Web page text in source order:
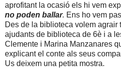
aprofitant la ocasió els hi vem
no poden ballar. Ens ho vem
Des de la biblioteca volem agrair
ajudants de biblioteca de 6è i a
Clemente i Marina Manzanares
explicant el conte als seus
Us deixem una petita mostra.